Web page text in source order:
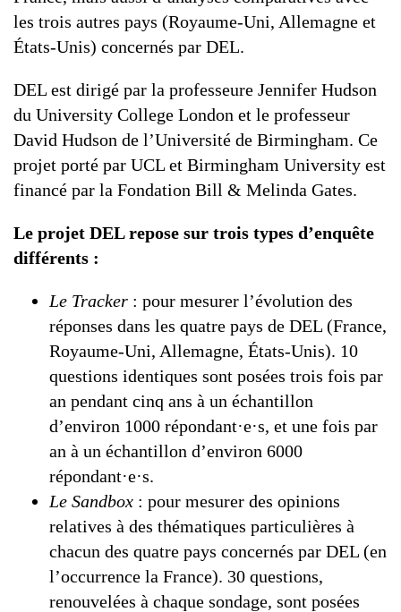
les trois autres pays (Royaume-Uni, Allemagne et
États-Unis) concernés par DEL.
DEL est dirigé par la professeure Jennifer Hudson
du University College London et le professeur
David Hudson de l’Université de Birmingham. Ce
projet porté par UCL et Birmingham University est
financé par la Fondation Bill & Melinda Gates.
Le projet DEL repose sur trois types d’enquête
différents :
Le Tracker : pour mesurer l’évolution des
réponses dans les quatre pays de DEL (France,
Royaume-Uni, Allemagne, États-Unis). 10
questions identiques sont posées trois fois par
an pendant cinq ans à un échantillon
d’environ 1000 répondant·e·s, et une fois par
an à un échantillon d’environ 6000
répondant·e·s.
Le Sandbox : pour mesurer des opinions
relatives à des thématiques particulières à
chacun des quatre pays concernés par DEL (en
l’occurrence la France). 30 questions,
renouvelées à chaque sondage, sont posées